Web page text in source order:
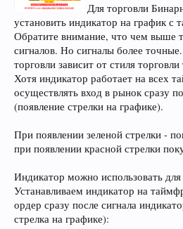
Для торговли
установить индикатор на график
Обратите внимание, что чем выше
сигналов. Но сигналы более
торговли зависит от стиля
Хотя индикатор работает на всех
осуществлять вход в рынок сразу
(появление стрелки на графике).
При появлении зеленой стрелки -
при появлении красной стрелки
Индикатор можно использовать
Устанавливаем индикатор на
ордер сразу после сигнала
стрелка на графике):